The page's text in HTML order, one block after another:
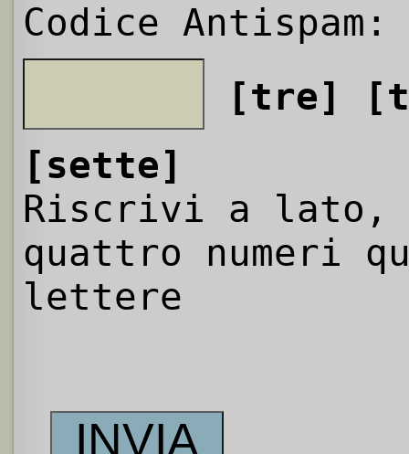
Codice Antispam:
[tre]
[sette]
Riscrivi a
quattro numeri
lettere